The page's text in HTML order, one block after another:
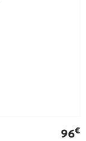
96€